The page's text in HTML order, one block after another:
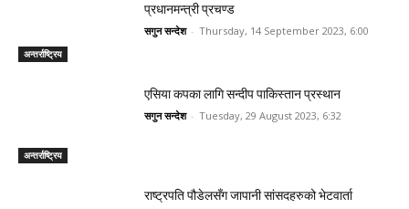
अन्तर्राष्ट्रिय
प्रधानमन्त्री प्रचण्ड
सगुन सन्देश - Thursday, 14 September 2023, 6:00
अन्तर्राष्ट्रिय
एसिया कपका लागि सन्दीप पाकिस्तान प्रस्थान
सगुन सन्देश - Tuesday, 29 August 2023, 6:32
राष्ट्रपति पौडेलसँग जापानी सांसदहरुको भेटवार्ता